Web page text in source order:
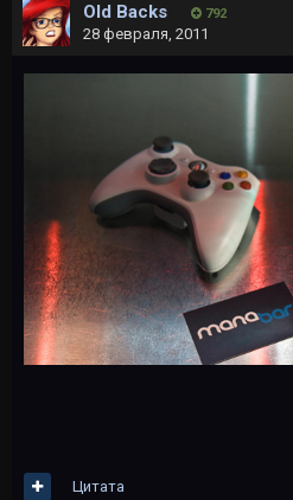
Old Backs 792
28 февраля, 2011
Цитата